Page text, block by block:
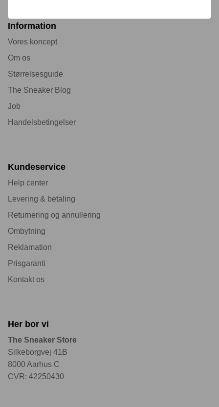
Information
Vores koncept
Om os
Størrelsesguide
The Sneaker Blog
Job
Handelsbetingelser
Kundeservice
Help center
Levering & betaling
Returnering og annullering
Ombytning
Reklamation
Prisgaranti
Kontakt os
Her bor vi
The Sneaker Store
Silkeborgvej 41B
8000 Aarhus C
CVR: 42250430